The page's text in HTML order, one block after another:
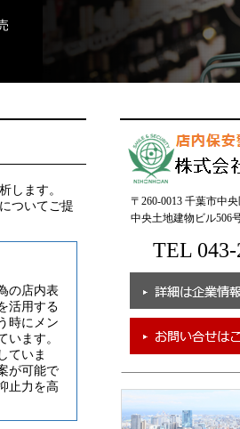
します。
ついてご提
の店内表
活用する
時にメン
ます。
ていま
が可能で
止力を高
〒260-0013 千葉市中央
中央土地建物ビル506
TEL 043-